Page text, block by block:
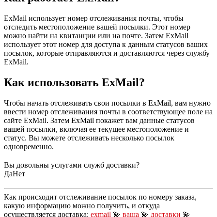
ExMail использует номер отслеживания почты, чтобы
отследить местоположение вашей посылки. Этот номер
можно найти на квитанции или на почте. Затем ExMail
использует этот номер для доступа к данным статусов ваших
посылок, которые отправляются и доставляются через службу
ExMail.
Как использовать ExMail?
Чтобы начать отслеживать свои посылки в ExMail, вам нужно
ввести номер отслеживания почты в соответствующее поле на
сайте ExMail. Затем ExMail покажет вам данные статусов
вашей посылки, включая ее текущее местоположение и
статус. Вы можете отслеживать несколько посылок
одновременно.
Вы довольны услугами служб доставки?
ДаНет
Как происходит отслеживание посылок по номеру заказа,
какую информацию можно получить, и откуда
осуществляется доставка: exmail 💫 ваша 💫 доставки 💫